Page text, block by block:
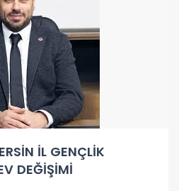
İL GENÇLİK
DEĞİŞİMİ